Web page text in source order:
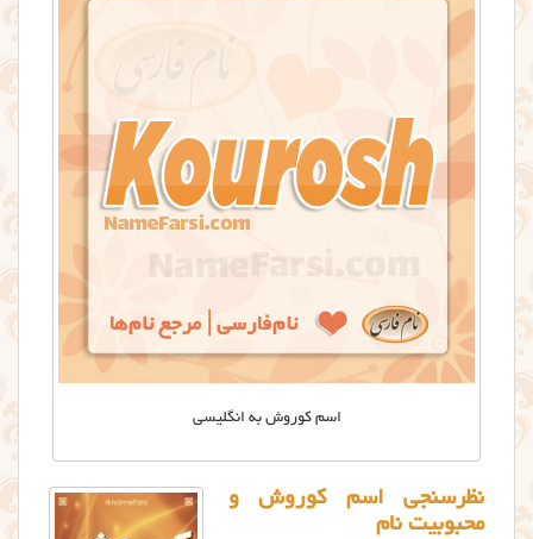
اسم کوروش به انگلیسی
نظرسنجی اسم کوروش و
محبوبیت نام